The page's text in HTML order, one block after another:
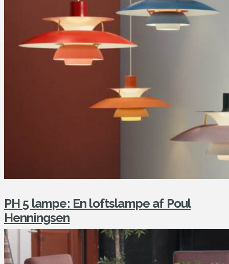
PH 5 lampe: En loftslampe af Poul
Henningsen